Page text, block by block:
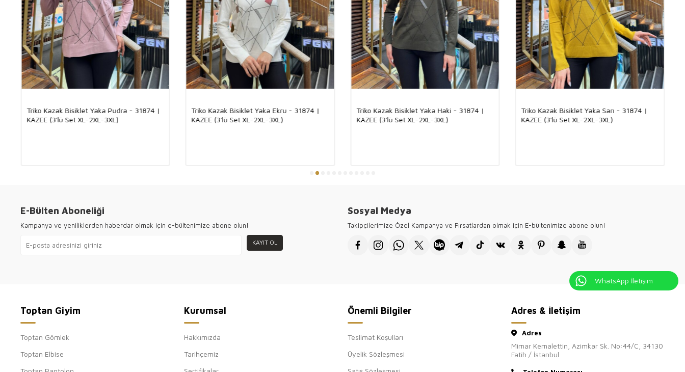
WhatsApp İletişim
Neden Trikolar Tercih Edilmelidir?
Trikolar,
hoş ve şık görünümleriyle her yaştan kadının gardırobunda yerini alır.
Kaliteli dokuları sayesinde gün boyu rahatlık sağlayan bu modeller, modaya
trend çizgileriyle stil sahibi kadınların vazgeçilmezidir. Toptan butik
sahipleri için trikolar, farklı renk, model ve desen seçenekleriyle geniş bir ürün
yelpazesi sunar. Bu çeşitlilik, müşterilerin kendi tarzlarına uygun triko modellerini
bulmalarını kolaylaştırır. Ayrıca, trikoların cilt dostu kumaşlardan üretilmiş olması,
rahatlıkla tercih edilmelerinin başlıca nedenlerindendir.
%92 Viskon %8 Elit Kumaş: Şıklık ve Konforun
Ürünümüz, %92 viskon ve %8 elit kumaş karışımıyla üretilmiştir. Viskonun yumuşak
Triko Kazak Bisiklet Yaka Pudra - 31874 |
KAZEE (3'lü Set XL-2XL-3XL)
Triko Kazak Bisiklet Yaka Ekru - 31874 |
KAZEE (3'lü Set XL-2XL-3XL)
Triko Kazak Bisiklet Yaka Haki - 31874 |
KAZEE (3'lü Set XL-2XL-3XL)
Triko Kazak Bisiklet Yaka Sarı - 31874 |
KAZEE (3'lü Set XL-2XL-3XL)
E-Bülten Aboneliği
Kampanya ve yeniliklerden haberdar olmak için e-bültenimize abone olun!
KAYIT OL
Sosyal Medya
Takipçilerimize Özel Kampanya ve Fırsatlardan olmak için E-bültenimize abone olun!
Toptan Giyim
Toptan Gömlek
Toptan Elbise
Kurumsal
Hakkımızda
Tarihçemiz
Önemli Bilgiler
Teslimat Koşulları
Üyelik Sözleşmesi
Adres & İletişim
Adres
Mimar Kemalettin, Azimkar Sk. No:44/C, 34130
Fatih / İstanbul